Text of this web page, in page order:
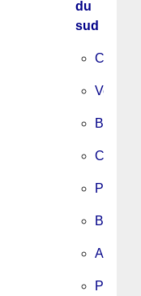
du
sud
Chili
Brésil
Bolivie
Pérou